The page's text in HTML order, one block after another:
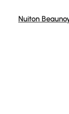
Nuiton